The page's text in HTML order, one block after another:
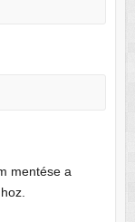
mentése a